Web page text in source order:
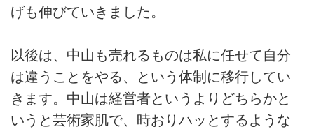
げも伸びていきました。
以後は、中山も売れるものは私に任せて自分
は違うことをやる、という体制に移行してい
きます。中山は経営者というよりどちらかと
いうと芸術家肌で、時おりハッとするような